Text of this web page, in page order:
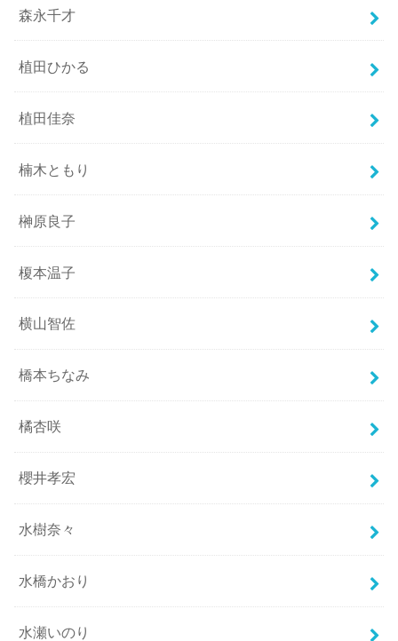
森永千才
植田ひかる
植田佳奈
楠木ともり
榊原良子
榎本温子
横山智佐
橋本ちなみ
橘杏咲
櫻井孝宏
水樹奈々
水橋かおり
水瀬いのり